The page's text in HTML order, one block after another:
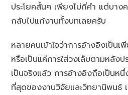
ประโยคสั้นๆ เพียงไม่กี่คำ แต่บา
กลับไปแก้งานทั้งบทเลยครับ
หลายคนเข้าใจว่าการอ้างอิงเป็นเ
หรือเป็นแค่การใส่วงเล็บตามหลังป
เป็นจริงแล้ว การอ้างอิงถือเป็นห
ที่สุดของงานวิจัยและวิทยานิพนธ์